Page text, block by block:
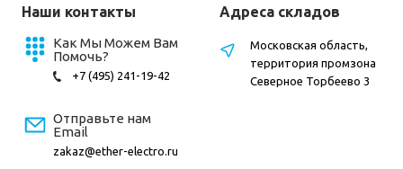
Наши контакты
Как Мы Можем Вам
Помочь?
+7 (495) 241-19-42
Отправьте нам
Email
zakaz@ether-electro.ru
Адреса складов
Московская область,
территория промзона
Северное Торбеево 3